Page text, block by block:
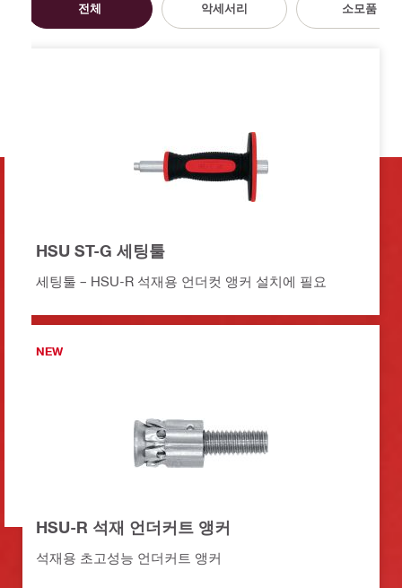
전체 악세서리 소모품
HSU ST-G 세팅툴
세팅툴 – HSU-R 석재용 언더컷 앵커 설치에 필요
NEW
HSU-R 석재 언더커트 앵커
석재용 초고성능 언더커트 앵커